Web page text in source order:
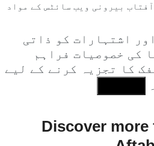
آفتاب بیرونی ویب سائٹس کے مواد
اشتہارات کو ذاتی
کی خصوصیات فراہم
کا تجزیہ کرنے کے لیے
Discover